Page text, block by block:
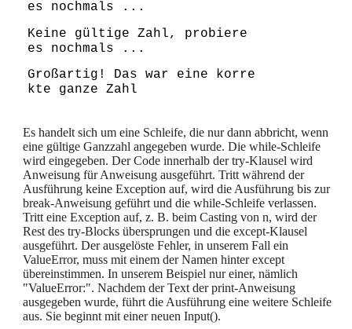
Keine gültige Zahl, probiere
Großartig! Das war eine korre
Es handelt sich um eine Schleife, die nur dann abbricht, wenn
eine gültige Ganzzahl angegeben wurde. Die while-Schleife
wird eingegeben. Der Code innerhalb der try-Klausel wird
Anweisung für Anweisung ausgeführt. Tritt während der
Ausführung keine Exception auf, wird die Ausführung bis zur
break-Anweisung geführt und die while-Schleife verlassen.
Tritt eine Exception auf, z. B. beim Casting von n, wird der
Rest des try-Blocks übersprungen und die except-Klausel
ausgeführt. Der ausgelöste Fehler, in unserem Fall ein
ValueError, muss mit einem der Namen hinter except
übereinstimmen. In unserem Beispiel nur einer, nämlich
"ValueError:". Nachdem der Text der print-Anweisung
ausgegeben wurde, führt die Ausführung eine weitere Schleife
aus. Sie beginnt mit einer neuen Input().